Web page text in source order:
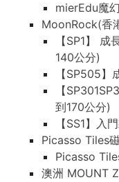
mierEdu魔
MoonRock(香
【SP1】
140公分)
【SP505
【
到170公分)
【SS1】入
Picasso Tiles
Picasso
澳洲 MOUNT